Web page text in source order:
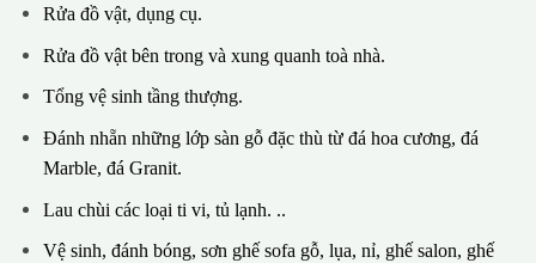
Rửa đồ vật, dụng cụ.
Rửa đồ vật bên trong và xung quanh toà nhà.
Tổng vệ sinh tầng thượng.
Đánh nhẵn những lớp sàn gỗ đặc thù từ đá hoa cương, đá
Marble, đá Granit.
Lau chùi các loại ti vi, tủ lạnh. ..
Vệ sinh, đánh bóng, sơn ghế sofa gỗ, lụa, nỉ, ghế salon, ghế